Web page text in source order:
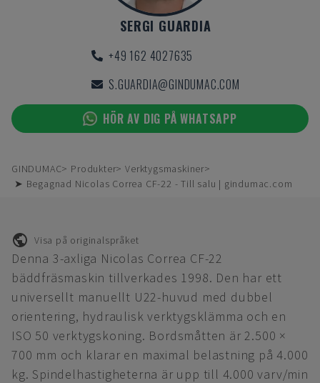
SERGI GUARDIA
+49 162 4027635
S.GUARDIA@GINDUMAC.COM
HÖR AV DIG PÅ WHATSAPP
GINDUMAC Produkter
Verktygsmaskiner
➤ Begagnad Nicolas Correa CF-22 - Till salu | gindumac.com
Visa på originalspråket
Denna 3-axliga Nicolas Correa CF-22
bäddfräsmaskin tillverkades 1998. Den har ett
universellt manuellt U22-huvud med dubbel
orientering, hydraulisk verktygsklämma och en
ISO 50 verktygskoning. Bordsmåtten är 2.500 ×
700 mm och klarar en maximal belastning på 4.000
kg. Spindelhastigheterna är upp till 4.000 varv/min